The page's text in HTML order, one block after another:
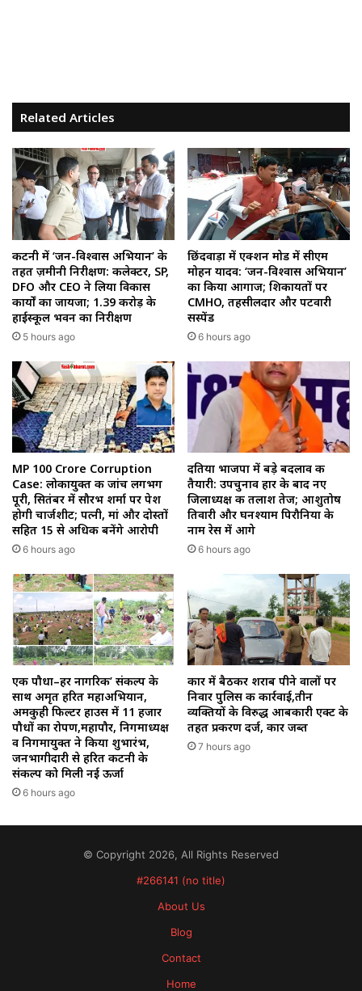
Related Articles
कटनी में ‘जन-विश्वास अभियान’ के
तहत ज़मीनी निरीक्षण: कलेक्टर, SP,
DFO और CEO ने लिया विकास
कार्यों का जायजा; ₹1.39 करोड़ के
हाईस्कूल भवन का निरीक्षण
5 hours ago
छिंदवाड़ा में एक्शन मोड में सीएम
मोहन यादव: ‘जन-विश्वास अभियान’
का किया आगाज; शिकायतों पर
CMHO, तहसीलदार और पटवारी
सस्पेंड
6 hours ago
MP 100 Crore Corruption
Case: लोकायुक्त की जांच लगभग
पूरी, सितंबर में सौरभ शर्मा पर पेश
होगी चार्जशीट; पत्नी, मां और दोस्तों
सहित 15 से अधिक बनेंगे आरोपी
6 hours ago
दतिया भाजपा में बड़े बदलाव की
तैयारी: उपचुनाव हार के बाद नए
जिलाध्यक्ष की तलाश तेज; आशुतोष
तिवारी और घनश्याम पिरौनिया के
नाम रेस में आगे
6 hours ago
एक पौधा–हर नागरिक’ संकल्प के
साथ अमृत हरित महाअभियान,
अमकुही फिल्टर हाउस में 11 हजार
पौधों का रोपण,महापौर, निगमाध्यक्ष
व निगमायुक्त ने किया शुभारंभ,
जनभागीदारी से हरित कटनी के
संकल्प को मिली नई ऊर्जा
6 hours ago
कार में बैठकर शराब पीने वालों पर
निवार पुलिस की कार्रवाई,तीन
व्यक्तियों के विरुद्ध आबकारी एक्ट के
तहत प्रकरण दर्ज, कार जब्त
7 hours ago
© Copyright 2026, All Rights Reserved
#266141 (no title)
About Us
Blog
Contact
Home